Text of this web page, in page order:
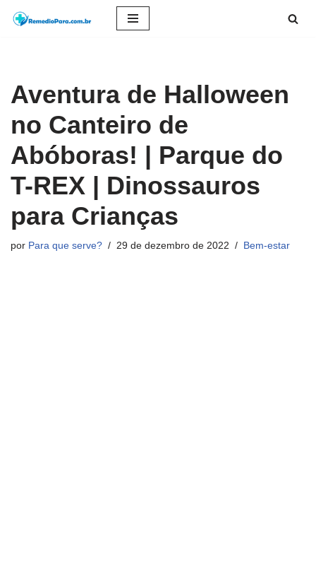
conteúdo
Aventura de Halloween
no Canteiro de
Abóboras! | Parque do
T-REX | Dinossauros
para Crianças
por Para que serve? 29 de dezembro de 2022 Bem-estar